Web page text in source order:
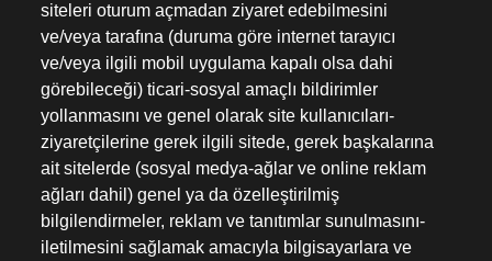
siteleri oturum açmadan ziyaret edebilmesini
ve/veya tarafına (duruma göre internet tarayıcı
ve/veya ilgili mobil uygulama kapalı olsa dahi
görebileceği) ticari-sosyal amaçlı bildirimler
yollanmasını ve genel olarak site kullanıcıları-
ziyaretçilerine gerek ilgili sitede, gerek başkalarına
ait sitelerde (sosyal medya-ağlar ve online reklam
ağları dahil) genel ya da özelleştirilmiş
bilgilendirmeler, reklam ve tanıtımlar sunulmasını-
iletilmesini sağlamak amacıyla bilgisayarlara ve